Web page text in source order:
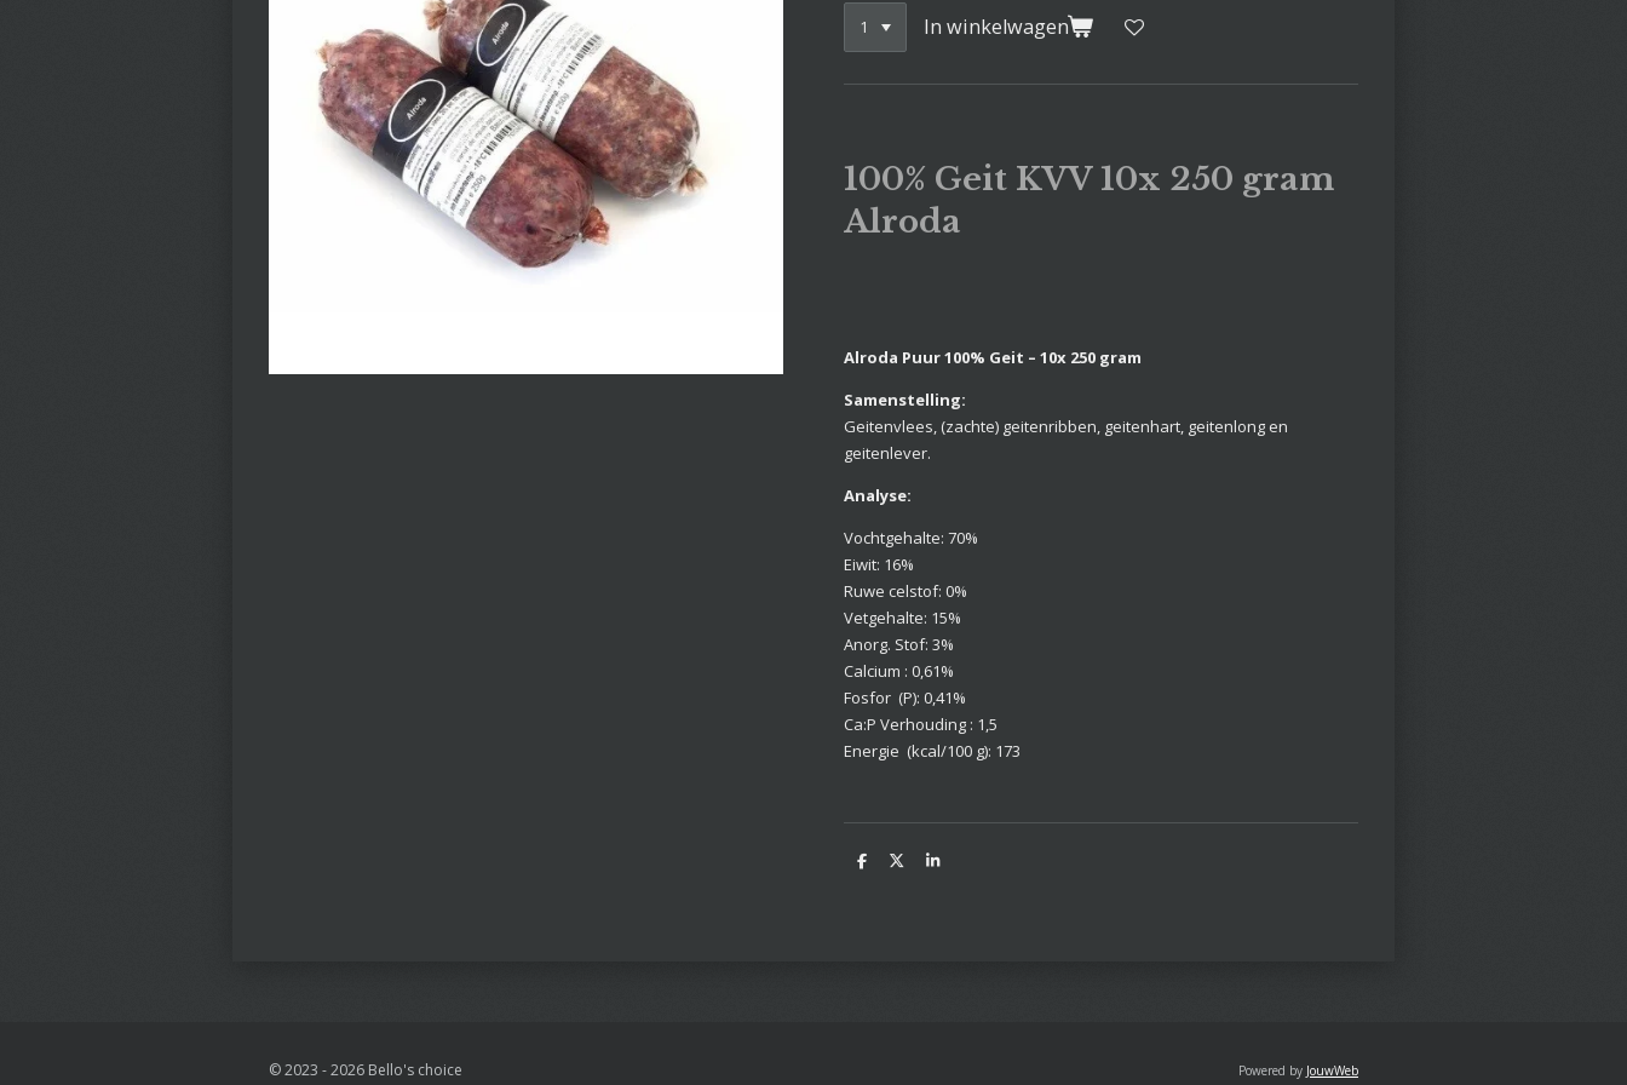
In winkelwagen
100% Geit KVV 10x 250 gram
Alroda
Alroda Puur 100% Geit – 10x 250 gram
Samenstelling:
Geitenvlees, (zachte) geitenribben, geitenhart, geitenlong en
geitenlever.
Analyse:
Vochtgehalte: 70%
Eiwit: 16%
Ruwe celstof: 0%
Vetgehalte: 15%
Anorg. Stof: 3%
Calcium : 0,61%
Fosfor (P): 0,41%
Ca:P Verhouding : 1,5
Energie (kcal/100 g): 173
D
D
S
© 2023 - 2026 Bello's choice Powered by JouwWeb